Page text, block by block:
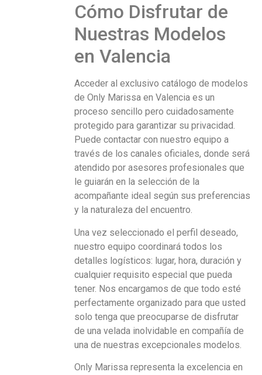
Cómo Disfrutar de
Nuestras Modelos
en Valencia
Acceder al exclusivo catálogo de modelos
de Only Marissa en Valencia es un
proceso sencillo pero cuidadosamente
protegido para garantizar su privacidad.
Puede contactar con nuestro equipo a
través de los canales oficiales, donde será
atendido por asesores profesionales que
le guiarán en la selección de la
acompañante ideal según sus preferencias
y la naturaleza del encuentro.
Una vez seleccionado el perfil deseado,
nuestro equipo coordinará todos los
detalles logísticos: lugar, hora, duración y
cualquier requisito especial que pueda
tener. Nos encargamos de que todo esté
perfectamente organizado para que usted
solo tenga que preocuparse de disfrutar
de una velada inolvidable en compañía de
una de nuestras excepcionales modelos.
Only Marissa representa la excelencia en